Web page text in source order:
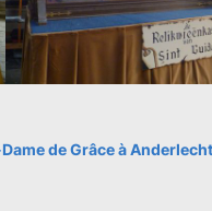
de Grâce à